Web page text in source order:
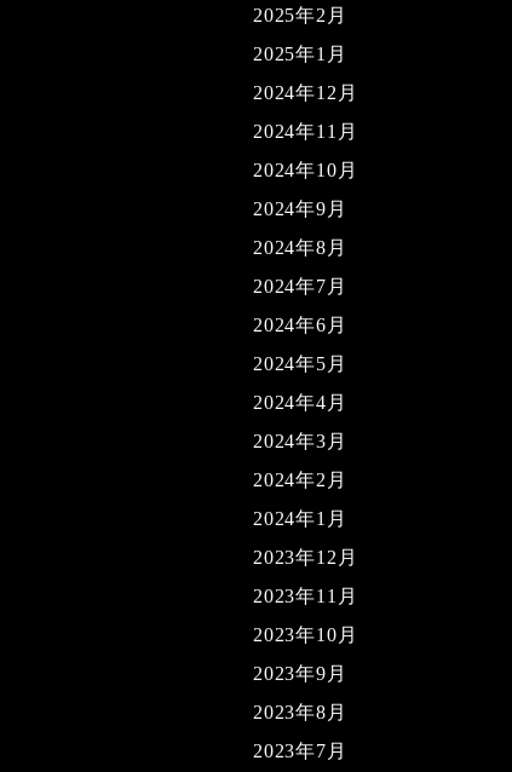
2025年2月
2025年1月
2024年12月
2024年11月
2024年10月
2024年9月
2024年8月
2024年7月
2024年6月
2024年5月
2024年4月
2024年3月
2024年2月
2024年1月
2023年12月
2023年11月
2023年10月
2023年9月
2023年8月
2023年7月